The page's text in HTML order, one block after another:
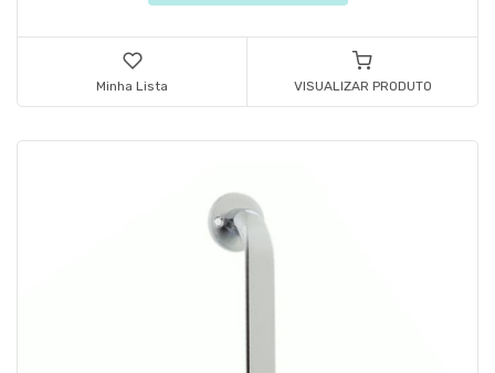
Minha Lista VISUALIZAR PRODUTO